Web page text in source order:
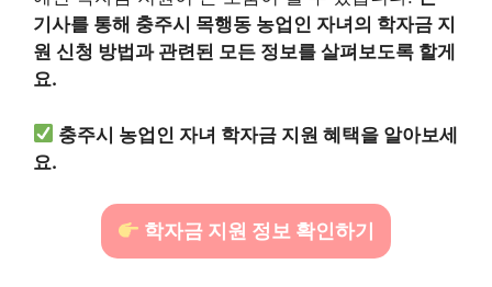
기사를 통해 충주시 목행동 농업인 자녀의 학자금 지
원 신청 방법과 관련된 모든 정보를 살펴보도록 할게
요.
충주시 농업인 자녀 학자금 지원 혜택을 알아보세
요.
학자금 지원 정보 확인하기